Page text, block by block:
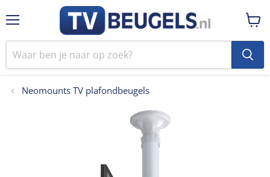
Neomounts TV plafondbeugels